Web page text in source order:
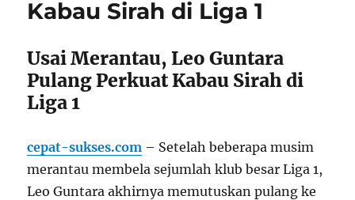
Kabau Sirah di Liga 1
Usai Merantau, Leo Guntara
Pulang Perkuat Kabau Sirah di
Liga 1
cepat-sukses.com – Setelah beberapa musim
merantau membela sejumlah klub besar Liga 1,
Leo Guntara akhirnya memutuskan pulang ke